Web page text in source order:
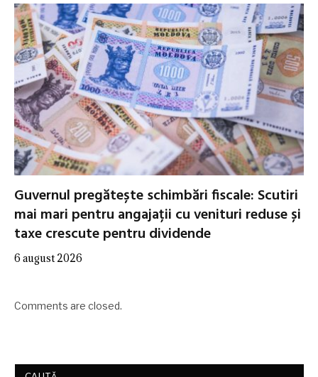
Guvernul pregătește schimbări fiscale: Scutiri
mai mari pentru angajații cu venituri reduse și
taxe crescute pentru dividende
6 august 2026
Comments are closed.